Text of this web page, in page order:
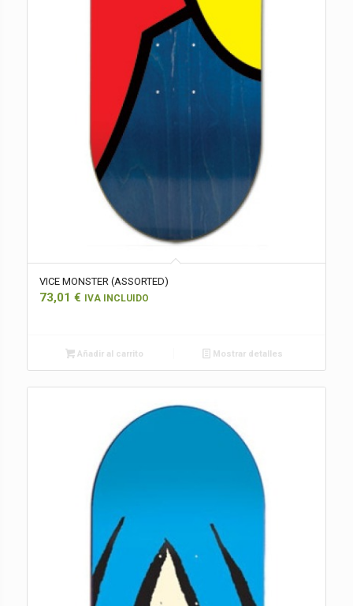
VICE MONSTER (ASSORTED)
73,01 € IVA INCLUIDO
Añadir al carrito Mostrar detalles